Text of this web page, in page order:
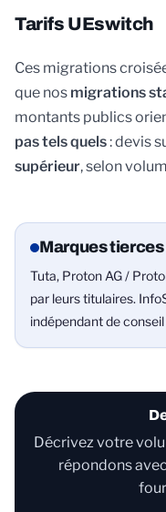
Tarifs UEswitch
Ces migrations
que nos migrations
montants publics
pas tels quels: devis
supérieur, selon
Marques tierces
Tuta, Proton AG /
par leurs titulaires.
indépendant de
Décrivez votre
répondons